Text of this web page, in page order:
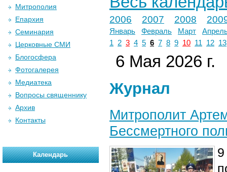
2006 2007 2008
Январь Февраль Март
1
2 3 4 5 6 7 8 9 10 11 12 13
6 Мая 2026 г.
Журнал
Митрополит
Бессмертного
Митрополия
Епархия
Семинария
Церковные СМИ
Блогосфера
Фотогалерея
Медиатека
Вопросы священнику
Архив
Контакты
Календарь